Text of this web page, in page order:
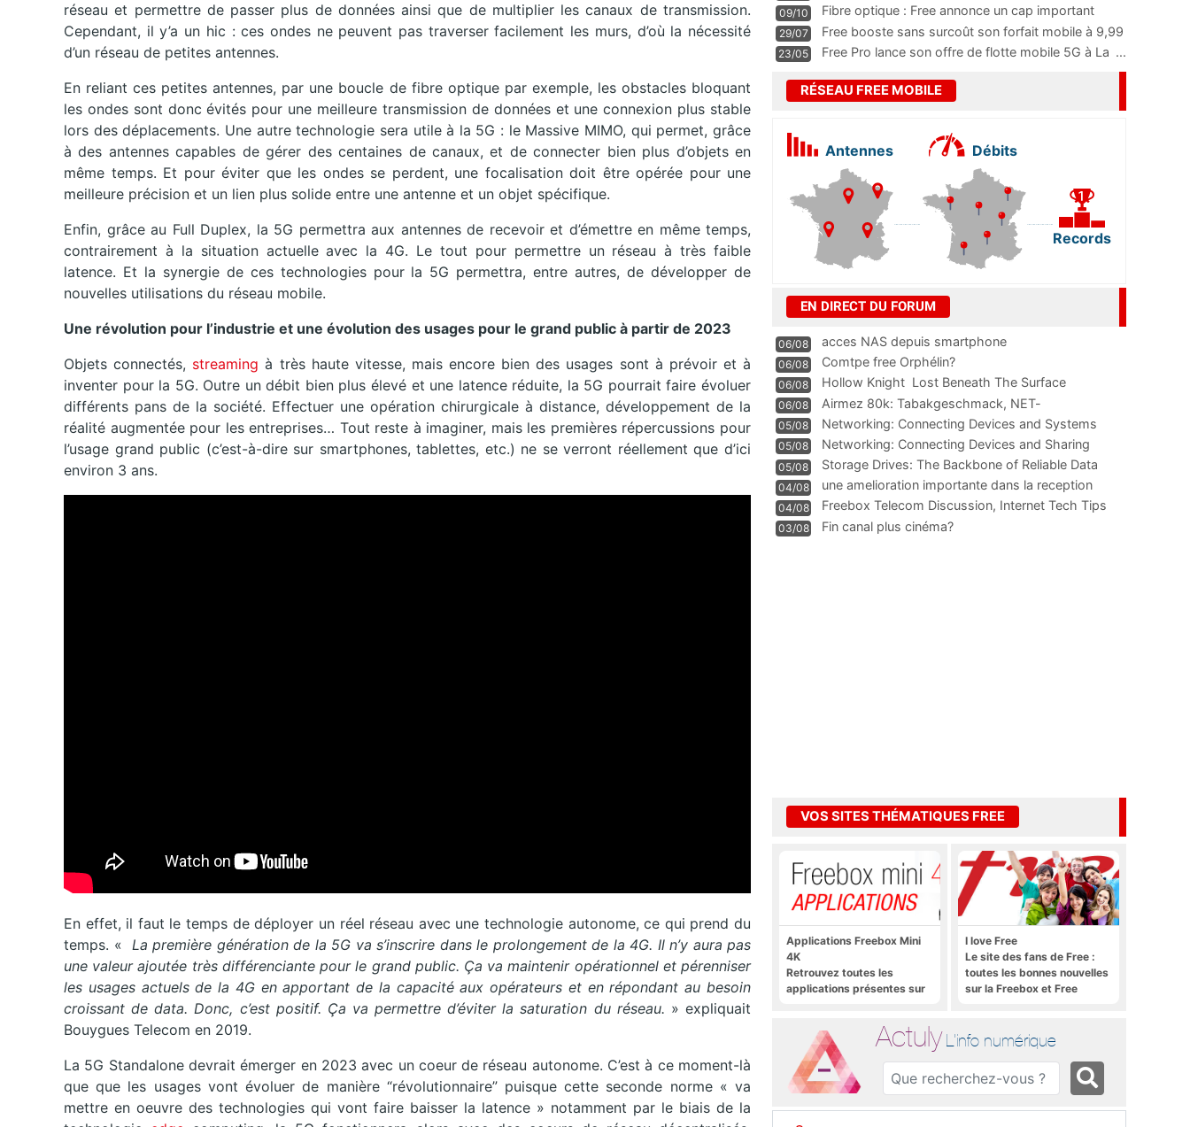
réseau et permettre de passer plus de données ainsi que de multiplier les canaux de transmission.
Cependant, il y’a un hic : ces ondes ne peuvent pas traverser facilement les murs, d’où la nécessité
d’un réseau de petites antennes.
En reliant ces petites antennes, par une boucle de fibre optique par exemple, les obstacles bloquant
les ondes sont donc évités pour une meilleure transmission de données et une connexion plus stable
lors des déplacements. Une autre technologie sera utile à la 5G : le Massive MIMO, qui permet, grâce
à des antennes capables de gérer des centaines de canaux, et de connecter bien plus d’objets en
même temps. Et pour éviter que les ondes se perdent, une focalisation doit être opérée pour une
meilleure précision et un lien plus solide entre une antenne et un objet spécifique.
Enfin, grâce au Full Duplex, la 5G permettra aux antennes de recevoir et d’émettre en même temps,
contrairement à la situation actuelle avec la 4G. Le tout pour permettre un réseau à très faible
latence. Et la synergie de ces technologies pour la 5G permettra, entre autres, de développer de
nouvelles utilisations du réseau mobile.
Une révolution pour l’industrie et une évolution des usages pour le grand public à partir de 2023
Objets connectés, streamingà très haute vitesse, mais encore bien des usages sont à prévoir et à
inventer pour la 5G. Outre un débit bien plus élevé et une latence réduite, la 5G pourrait faire évoluer
différents pans de la société. Effectuer une opération chirurgicale à distance, développement de la
réalité augmentée pour les entreprises… Tout reste à imaginer, mais les premières répercussions pour
l’usage grand public (c’est-à-dire sur smartphones, tablettes, etc.) ne se verront réellement que d’ici
environ 3 ans.
En effet, il faut le temps de déployer un réel réseau avec une technologie autonome, ce qui prend du
temps. « La première génération de la 5G va s’inscrire dans le prolongement de la 4G. Il n’y aura pas
une valeur ajoutée très différenciante pour le grand public. Ça va maintenir opérationnel et pérenniser
les usages actuels de la 4G en apportant de la capacité aux opérateurs et en répondant au besoin
croissant de data. Donc, c’est positif. Ça va permettre d’éviter la saturation du réseau. » expliquait
Bouygues Telecom en 2019.
La 5G Standalone devrait émerger en 2023 avec un coeur de réseau autonome. C’est à ce moment-là
que que les usages vont évoluer de manière “révolutionnaire” puisque cette seconde norme « va
mettre en oeuvre des technologies qui vont faire baisser la latence » notamment par le biais de la
09/10
Fibre optique : Free annonce un cap important
pass
...
29/07
Free booste sans surcoût son forfait mobile à 9,99
23/05 Free Pro lance son offre de flotte mobile 5G à La ...
RÉSEAU FREE MOBILE
Antennes Débits
Records
EN DIRECT DU FORUM
06/08 acces NAS depuis smartphone
06/08 Comtpe free Orphélin?
06/08 Hollow Knight  Lost Beneath The Surface
06/08
Airmez 80k: Tabakgeschmack, NET-
Technologie und Leistung im
05/08 Networking: Connecting Devices and Systems
05/08
Networking: Connecting Devices and Sharing
Information
05/08
Storage Drives: The Backbone of Reliable Data
Management
04/08
une amelioration importante dans la reception
WIFI
04/08
Freebox Telecom Discussion, Internet Tech Tips
Communi
03/08 Fin canal plus cinéma?
VOS SITES THÉMATIQUES FREE
Applications Freebox Mini
4K
Retrouvez toutes les
applications présentes sur
I love Free
Le site des fans de Free :
toutes les bonnes nouvelles
sur la Freebox et Free
Actuly L'info numérique